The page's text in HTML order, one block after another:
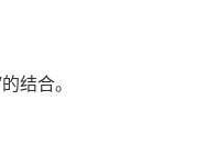
结合。